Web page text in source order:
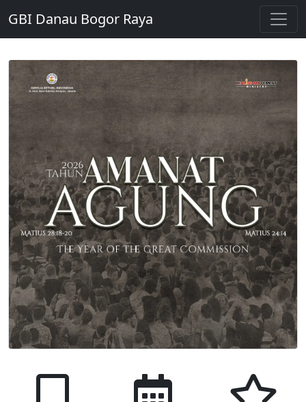
GBI Danau Bogor Raya